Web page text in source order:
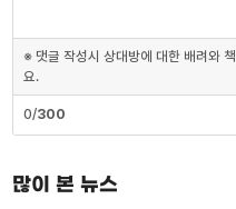
※ 댓글 작성시 상대방에 대한 배려와
요.
0/300
많이 본 뉴스